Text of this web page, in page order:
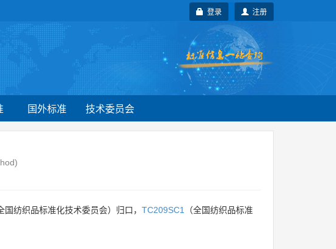
注册
登录
国外标准 技术委员会
国纺织品标准化技术委员会）归口， TC209SC1
（全国纺织品标准